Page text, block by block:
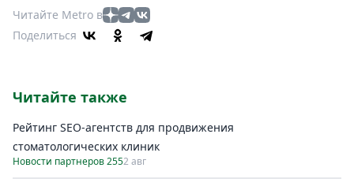
Читайте Metro в
Поделиться
Читайте также
Рейтинг SEO-агентств для продвижения
стоматологических клиник
Новости партнеров 2552 авг